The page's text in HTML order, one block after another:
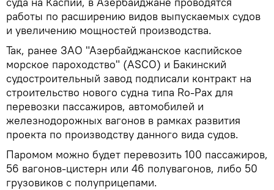
работы по расширению видов выпускаемых судов
и увеличению мощностей производства.
Так, ранее ЗАО "Азербайджанское каспийское
морское пароходство" (ASCO) и Бакинский
судостроительный завод подписали контракт на
строительство нового судна типа Ro-Pax для
перевозки пассажиров, автомобилей и
железнодорожных вагонов в рамках развития
проекта по производству данного вида судов.
Паромом можно будет перевозить 100 пассажиров,
56 вагонов-цистерн или 46 полувагонов, либо 50
грузовиков с полуприцепами.